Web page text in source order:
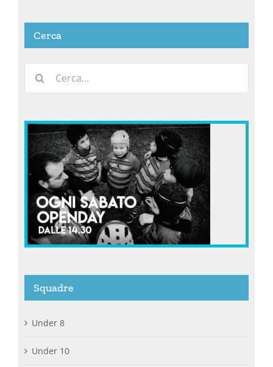
Cerca
per:
Squadre
Under 8
Under 10